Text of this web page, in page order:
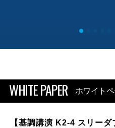
WHITE PAPER ホワイト
【基調講演 K2-4 スリー